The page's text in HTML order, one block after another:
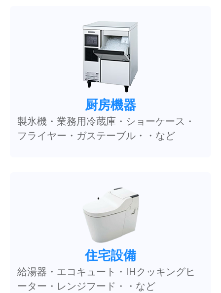
厨房機器
製氷機・業務用冷蔵庫・ショーケース・
フライヤー・ガステーブル・・など
住宅設備
給湯器・エコキュート・IHクッキングヒ
ーター・レンジフード・・など